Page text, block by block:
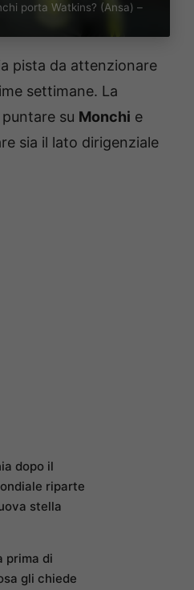
porta Watkins? (Ansa) –
pista da attenzionare
settimane. La
su Monchi e
sia il lato dirigenziale
dopo il
riparte
stella
prima di
gli chiede